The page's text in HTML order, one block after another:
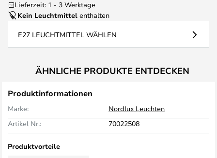
Lieferzeit: 1 - 3 Werktage
Kein Leuchtmittel enthalten
E27 LEUCHTMITTEL WÄHLEN
ÄHNLICHE PRODUKTE ENTDECKEN
Produktinformationen
Marke:
Nordlux Leuchten
Artikel Nr.:
70022508
Produktvorteile